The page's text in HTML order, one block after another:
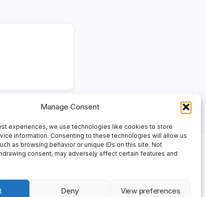
Manage Consent
experiences, we use technologies like cookies to store
information. Consenting to these technologies will allow us
as browsing behavior or unique IDs on this site. Not
consent, may adversely affect certain features and
Deny View preferences